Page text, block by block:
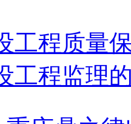
工程质量
工程监理